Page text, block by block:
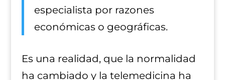
especialista por razones
económicas o geográficas.
Es una realidad, que la normalidad
ha cambiado y la telemedicina ha